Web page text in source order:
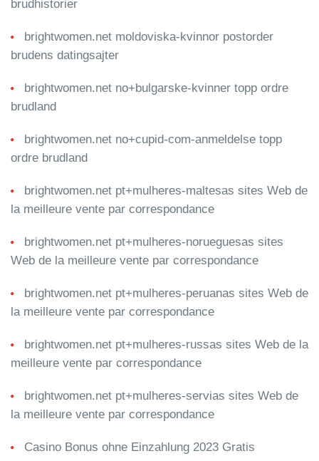
brudhistorier
brightwomen.net moldoviska-kvinnor postorder
brudens datingsajter
brightwomen.net no+bulgarske-kvinner topp ordre
brudland
brightwomen.net no+cupid-com-anmeldelse topp
ordre brudland
brightwomen.net pt+mulheres-maltesas sites Web de
la meilleure vente par correspondance
brightwomen.net pt+mulheres-norueguesas sites
Web de la meilleure vente par correspondance
brightwomen.net pt+mulheres-peruanas sites Web de
la meilleure vente par correspondance
brightwomen.net pt+mulheres-russas sites Web de la
meilleure vente par correspondance
brightwomen.net pt+mulheres-servias sites Web de
la meilleure vente par correspondance
Casino Bonus ohne Einzahlung 2023 Gratis